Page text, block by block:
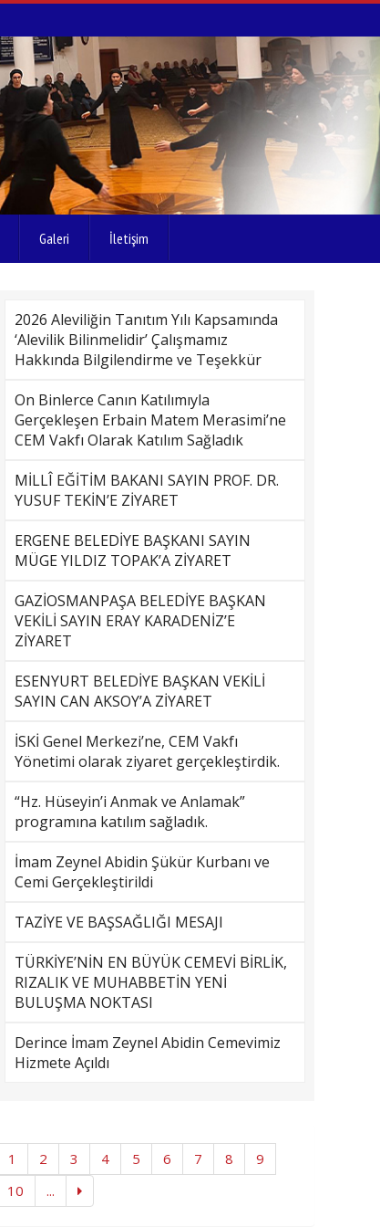
Galeri İletişim
2026 Aleviliğin Tanıtım Yılı Kapsamında
‘Alevilik Bilinmelidir’ Çalışmamız
Hakkında Bilgilendirme ve Teşekkür
On Binlerce Canın Katılımıyla
Gerçekleşen Erbain Matem Merasimi’ne
CEM Vakfı Olarak Katılım Sağladık
MİLLÎ EĞİTİM BAKANI SAYIN PROF. DR.
YUSUF TEKİN’E ZİYARET
ERGENE BELEDİYE BAŞKANI SAYIN
MÜGE YILDIZ TOPAK’A ZİYARET
GAZİOSMANPAŞA BELEDİYE BAŞKAN
VEKİLİ SAYIN ERAY KARADENİZ’E
ZİYARET
ESENYURT BELEDİYE BAŞKAN VEKİLİ
SAYIN CAN AKSOY’A ZİYARET
İSKİ Genel Merkezi’ne, CEM Vakfı
Yönetimi olarak ziyaret gerçekleştirdik.
“Hz. Hüseyin’i Anmak ve Anlamak”
programına katılım sağladık.
İmam Zeynel Abidin Şükür Kurbanı ve
Cemi Gerçekleştirildi
TAZİYE VE BAŞSAĞLIĞI MESAJI
TÜRKİYE’NİN EN BÜYÜK CEMEVİ BİRLİK,
RIZALIK VE MUHABBETİN YENİ
BULUŞMA NOKTASI
Derince İmam Zeynel Abidin Cemevimiz
Hizmete Açıldı
1 2 3 4 5 6 7 8
9
10
...